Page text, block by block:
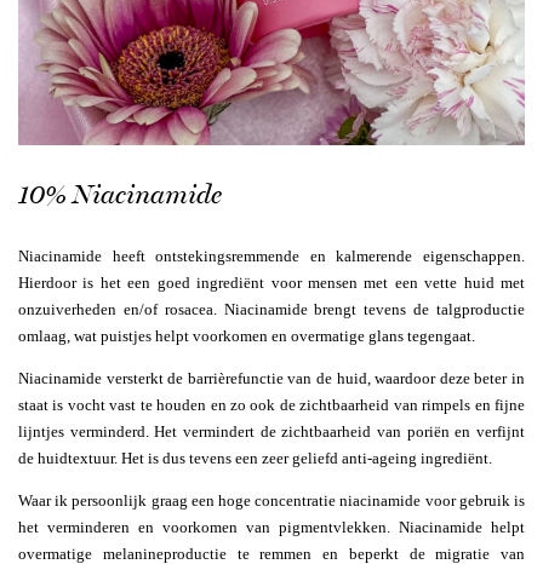
10% Niacinamide
Niacinamide heeft ontstekingsremmende en kalmerende eigenschappen.
Hierdoor is het een goed ingrediënt voor mensen met een vette huid met
onzuiverheden en/of rosacea. Niacinamide brengt tevens de talgproductie
omlaag, wat puistjes helpt voorkomen en overmatige glans tegengaat.
Niacinamide versterkt de barrièrefunctie van de huid, waardoor deze beter in
staat is vocht vast te houden en zo ook de zichtbaarheid van rimpels en fijne
lijntjes verminderd. Het vermindert de zichtbaarheid van poriën en verfijnt
de huidtextuur. Het is dus tevens een zeer geliefd anti-ageing ingrediënt.
Waar ik persoonlijk graag een hoge concentratie niacinamide voor gebruik is
het verminderen en voorkomen van pigmentvlekken. Niacinamide helpt
overmatige melanineproductie te remmen en beperkt de migratie van